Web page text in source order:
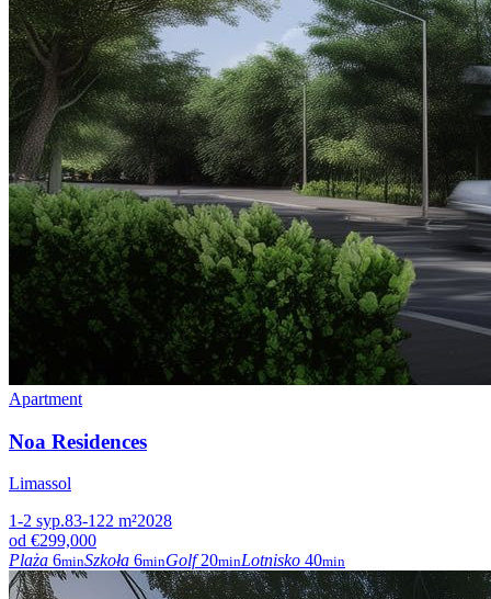
Apartment
Noa Residences
Limassol
1-2 syp.83-122 m²2028
od €299,000
Plaża 6minSzkoła 6minGolf 20minLotnisko 40min